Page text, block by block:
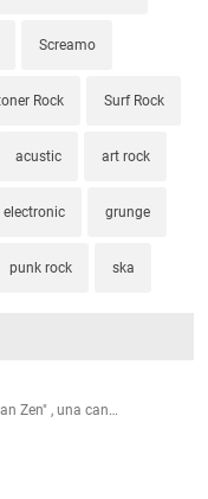
Screamo
Rock Surf Rock
acustic art rock
electronic grunge
punk rock ska
Zen" , una can…